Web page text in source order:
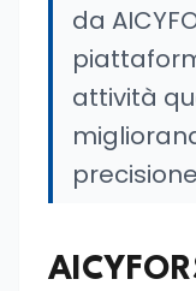
da
attività